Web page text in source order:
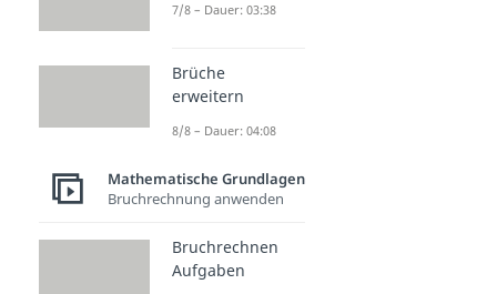
7/8 – Dauer: 03:38
Brüche
erweitern
8/8 – Dauer: 04:08
Mathematische Grundlagen
Bruchrechnung anwenden
Bruchrechnen
Aufgaben